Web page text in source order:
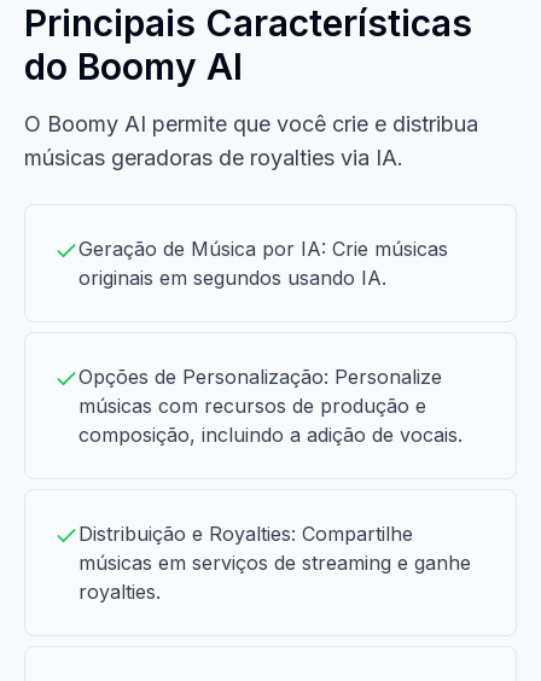
Principais Características
do Boomy AI
O Boomy AI permite que você crie e distribua
músicas geradoras de royalties via IA.
Geração de Música por IA: Crie músicas
originais em segundos usando IA.
Opções de Personalização: Personalize
músicas com recursos de produção e
composição, incluindo a adição de vocais.
Distribuição e Royalties: Compartilhe
músicas em serviços de streaming e ganhe
royalties.